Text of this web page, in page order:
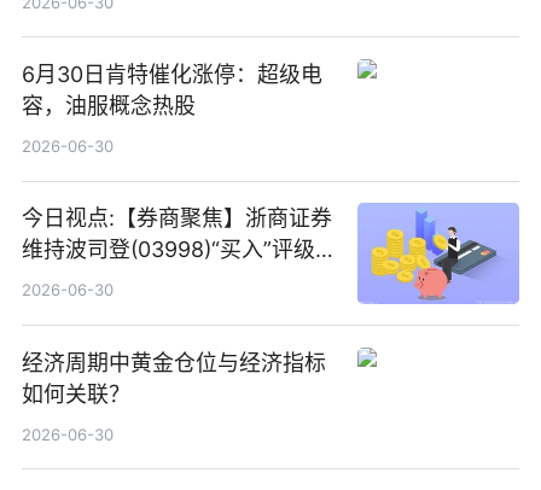
6月30日肯特催化涨停：超级电
容，油服概念热股
2026-06-30
今日视点:【券商聚焦】浙商证券
维持波司登(03998)“买入”评级
指其业绩高质量稳增长
2026-06-30
经济周期中黄金仓位与经济指标
如何关联？
2026-06-30